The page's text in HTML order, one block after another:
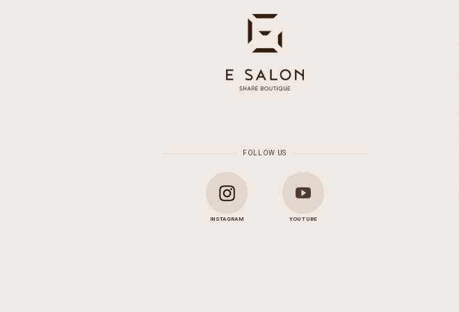
FOLLOW US
INSTAGRAM YOU TUBE